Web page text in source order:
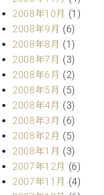
2008年10月 (1)
2008年9月 (6)
2008年8月 (1)
2008年7月 (3)
2008年6月 (2)
2008年5月 (5)
2008年4月 (3)
2008年3月 (6)
2008年2月 (5)
2008年1月 (3)
2007年12月 (6)
2007年11月 (4)